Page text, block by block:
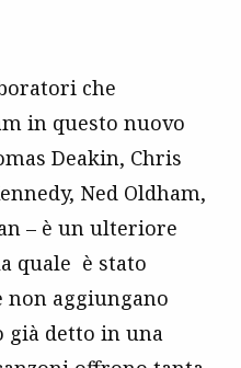
che
in questo nuovo
Deakin, Chris
Ned Oldham,
– è un ulteriore
quale è stato
non aggiungano
già detto in una